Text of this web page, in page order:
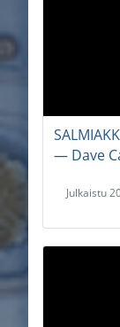
― Dave
Julkaistu